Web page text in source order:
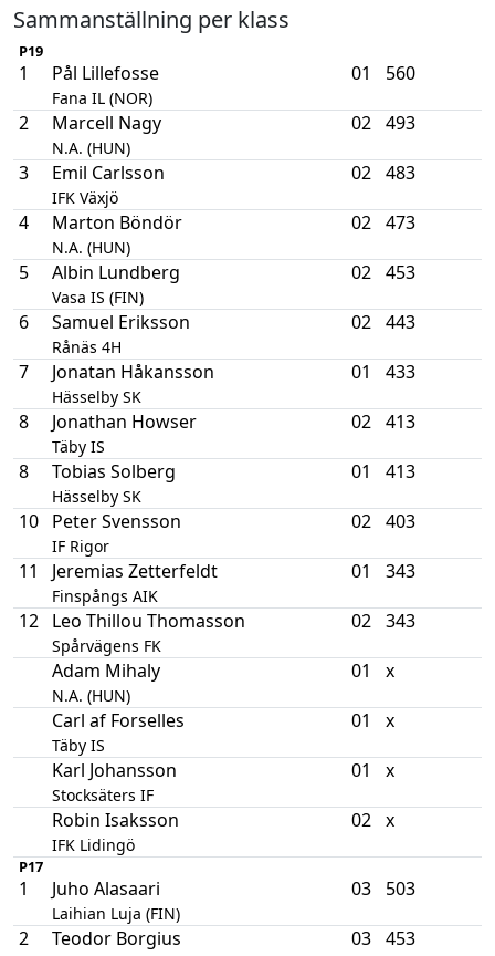
Sammanställning per klass
P19
1 Pål Lillefosse
Fana IL (NOR)
01 560
2 Marcell Nagy
N.A. (HUN)
02 493
3 Emil Carlsson
IFK Växjö
02 483
4 Marton Böndör
N.A. (HUN)
02 473
5 Albin Lundberg
Vasa IS (FIN)
02 453
6 Samuel Eriksson
Rånäs 4H
02 443
7 Jonatan Håkansson
Hässelby SK
01 433
8 Jonathan Howser
Täby IS
02 413
8 Tobias Solberg
Hässelby SK
01 413
10 Peter Svensson
IF Rigor
02 403
11 Jeremias Zetterfeldt
Finspångs AIK
01 343
12 Leo Thillou Thomasson
Spårvägens FK
02 343
Adam Mihaly
N.A. (HUN)
01 x
Carl af Forselles
Täby IS
01 x
Karl Johansson
Stocksäters IF
01 x
Robin Isaksson
IFK Lidingö
02 x
P17
1 Juho Alasaari
Laihian Luja (FIN)
03 503
2 Teodor Borgius 03 453